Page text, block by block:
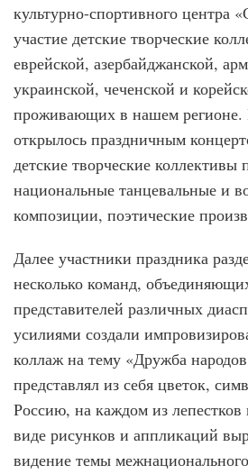
культурно-спортивного центра
участие детские творческие
еврейской, азербайджанской,
украинской, чеченской и
проживающих в нашем регионе.
открылось праздничным
детские творческие коллективы
национальные танцевальные и
композиции, поэтические
Далее участники праздника
несколько команд,
представителей различных
усилиями создали
коллаж на тему «Дружба
представлял из себя цветок,
Россию, на каждом из лепестков
виде рисунков и аппликаций
видение темы